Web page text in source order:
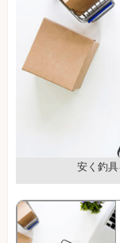
安く釣